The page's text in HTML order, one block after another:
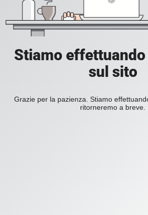
Stiamo
sul sito
Grazie per la pazienza. Stiamo
ritorneremo a breve.